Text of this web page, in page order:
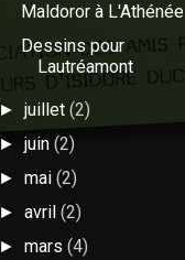
Maldoror à L'Athénée
Dessins pour
Lautréamont
►juillet(2)
►juin(2)
►mai(2)
►avril(2)
►mars(4)